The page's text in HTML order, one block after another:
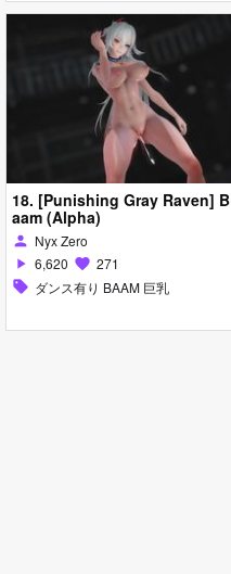
18. [Punishing Gray Raven] B
aam (Alpha)
person Nyx Zero
play_arrow 6,620 favorite 271
sell ダンス有り BAAM 巨乳